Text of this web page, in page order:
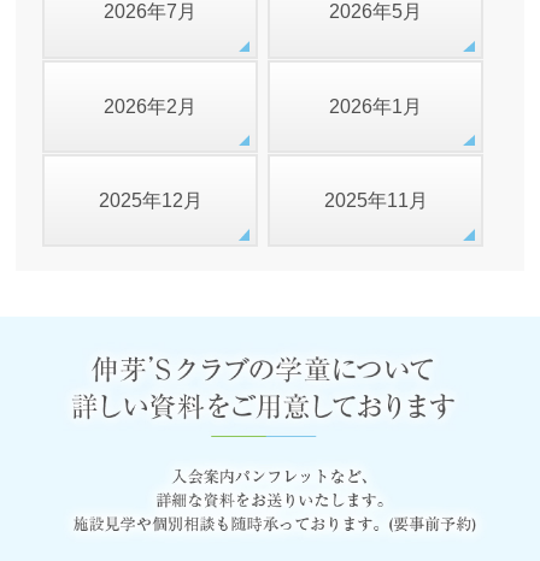
2026年7月 2026年5月
2026年2月 2026年1月
2025年12月 2025年11月